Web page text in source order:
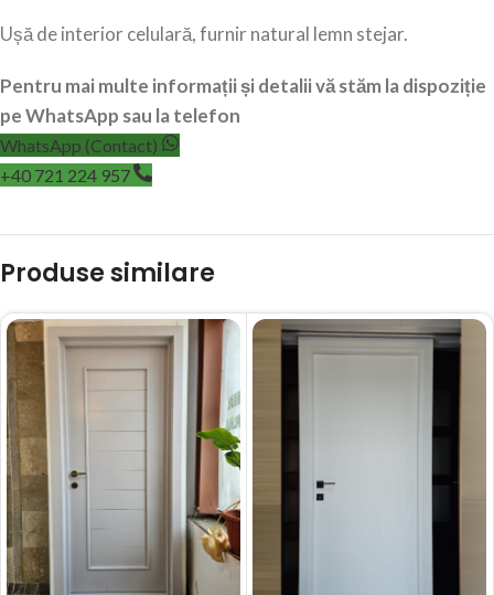
Ușă de interior celulară, furnir natural lemn stejar.
Pentru mai multe informații și detalii vă stăm la dispoziție
pe WhatsApp sau la telefon
WhatsApp (Contact)
+40 721 224 957
Produse similare